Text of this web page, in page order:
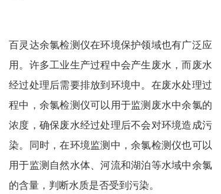
百灵达余氯检测仪在环境保护领域也有广泛应
用。许多工业生产过程中会产生废水，而废水
经过处理后需要排放到环境中。在废水处理过
程中，余氯检测仪可以用于监测废水中余氯的
浓度，确保废水经过处理后不会对环境造成污
染。同时，在环境监测中，余氯检测仪也可以
用于监测自然水体、河流和湖泊等水域中余氯
的含量，判断水质是否受到污染。